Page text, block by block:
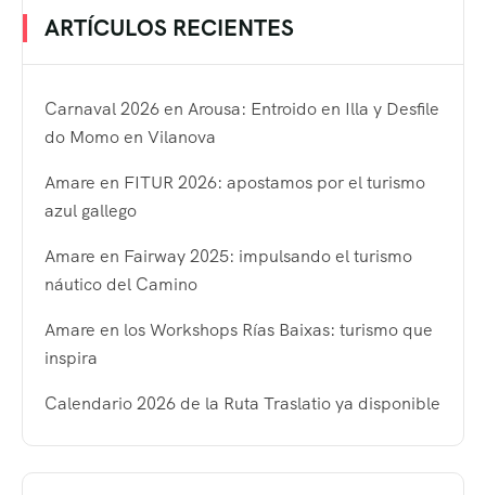
ARTÍCULOS RECIENTES
Carnaval 2026 en Arousa: Entroido en Illa y Desfile
do Momo en Vilanova
Amare en FITUR 2026: apostamos por el turismo
azul gallego
Amare en Fairway 2025: impulsando el turismo
náutico del Camino
Amare en los Workshops Rías Baixas: turismo que
inspira
Calendario 2026 de la Ruta Traslatio ya disponible